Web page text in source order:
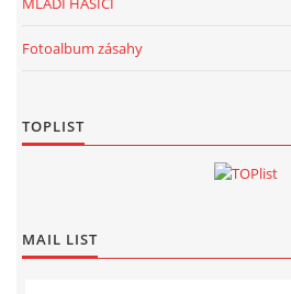
Fotoalbum zásahy
TOPLIST
MAIL LIST